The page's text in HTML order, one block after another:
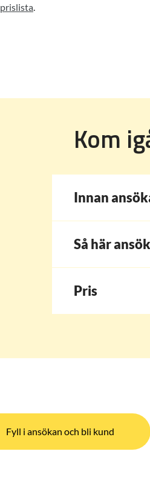
prislista.
Kom
Innan
Så här
Pris
Fyll i ansökan och bli kund